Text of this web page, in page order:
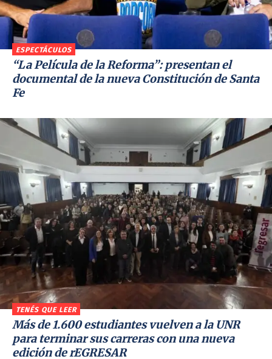
ESPECTÁCULOS
“La Película de la Reforma”: presentan el
documental de la nueva Constitución de Santa
Fe
TENÉS QUE LEER
Más de 1.600 estudiantes vuelven a la UNR
para terminar sus carreras con una nueva
edición de rEGRESAR